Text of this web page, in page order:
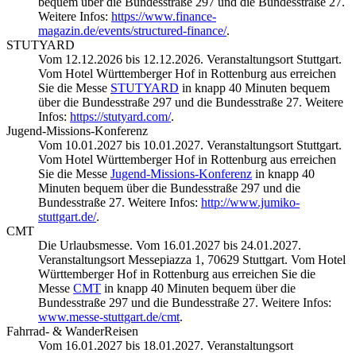
Weitere Infos: https://www.finance-
magazin.de/events/structured-finance/.
STUTYARD
Vom 12.12.2026 bis 12.12.2026. Veranstaltungsort Stuttgart.
Vom Hotel Württemberger Hof in Rottenburg aus erreichen
Sie die Messe STUTYARD in knapp 40 Minuten bequem
über die Bundesstraße 297 und die Bundesstraße 27. Weitere
Infos: https://stutyard.com/.
Jugend-Missions-Konferenz
Vom 10.01.2027 bis 10.01.2027. Veranstaltungsort Stuttgart.
Vom Hotel Württemberger Hof in Rottenburg aus erreichen
Sie die Messe Jugend-Missions-Konferenz in knapp 40
Minuten bequem über die Bundesstraße 297 und die
Bundesstraße 27. Weitere Infos: http://www.jumiko-
stuttgart.de/.
CMT
Die Urlaubsmesse. Vom 16.01.2027 bis 24.01.2027.
Veranstaltungsort Messepiazza 1, 70629 Stuttgart. Vom Hotel
Württemberger Hof in Rottenburg aus erreichen Sie die
Messe CMT in knapp 40 Minuten bequem über die
Bundesstraße 297 und die Bundesstraße 27. Weitere Infos:
www.messe-stuttgart.de/cmt.
Fahrrad- & WanderReisen
Vom 16.01.2027 bis 18.01.2027. Veranstaltungsort